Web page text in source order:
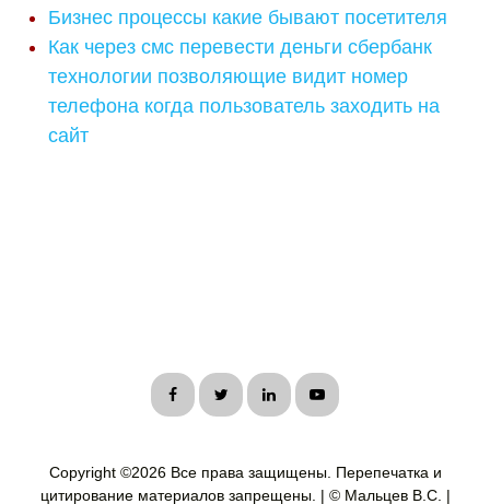
Бизнес процессы какие бывают посетителя
Как через смс перевести деньги сбербанк
технологии позволяющие видит номер
телефона когда пользователь заходить на
сайт
Copyright ©2026 Все права защищены. Перепечатка и
цитирование материалов запрещены. | © Мальцев В.С. |